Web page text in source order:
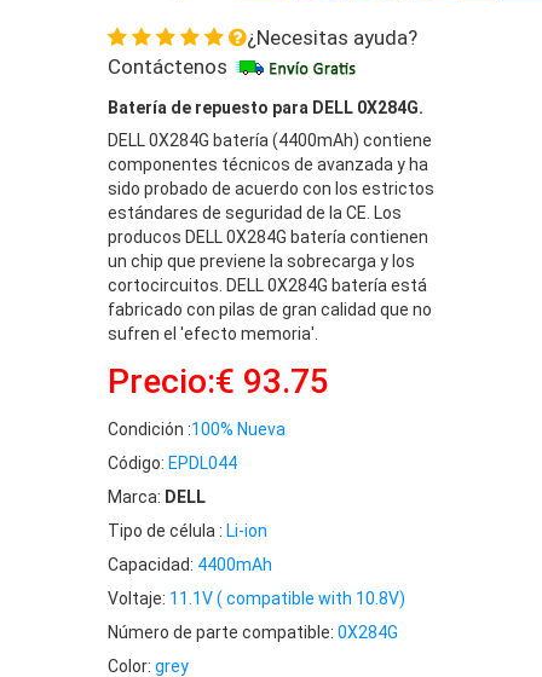
¿Necesitas ayuda?
Contáctenos
Batería de repuesto para DELL 0X284G.
DELL 0X284G batería (4400mAh) contiene
componentes técnicos de avanzada y ha
sido probado de acuerdo con los estrictos
estándares de seguridad de la CE. Los
producos DELL 0X284G batería contienen
un chip que previene la sobrecarga y los
cortocircuitos. DELL 0X284G batería está
fabricado con pilas de gran calidad que no
sufren el 'efecto memoria'.
Precio:€ 93.75
Condición :100% Nueva
Código: EPDL044
Marca: DELL
Tipo de célula : Li-ion
Capacidad: 4400mAh
Voltaje: 11.1V ( compatible with 10.8V)
Número de parte compatible: 0X284G
Color: grey